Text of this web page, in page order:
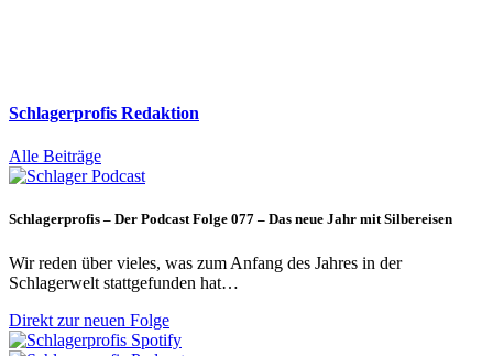
Schlagerprofis Redaktion
Alle Beiträge
Schlagerprofis – Der Podcast Folge 077 – Das neue Jahr mit Silbereisen
Wir reden über vieles, was zum Anfang des Jahres in der
Schlagerwelt stattgefunden hat…
Direkt zur neuen Folge